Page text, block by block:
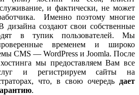
и фактически, не может
Именно поэтому многие
дизайна создают свои собственные
в тупик пользователей. Мы
временем и широко
CMS — WordPress и Joomla. После
мы предоставляем Вам все
и регистрируем сайты на
что, в свою очередь дает
.